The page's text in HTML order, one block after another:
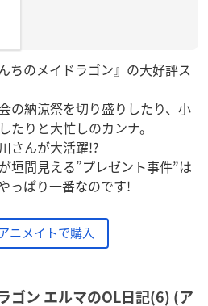
ちのメイドラゴン』の大好評ス
の納涼祭を切り盛りしたり、小
たりと大忙しのカンナ。
さんが大活躍!?
垣間見える”プレゼント事件”は
っぱり一番なのです!
ニメイトで購入
ゴン エルマのOL日記(6) (ア